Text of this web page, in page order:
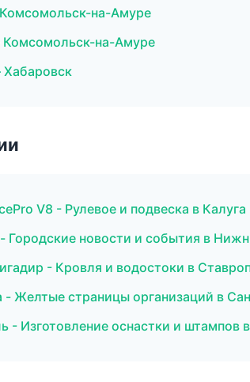
на-Амуре
Комсомольск-на-Амуре
V8 - Рулевое и подвеска в Калуга
Городские новости и события в
- Кровля и водостоки в
- Желтые страницы организаций в
- Изготовление оснастки и штампов